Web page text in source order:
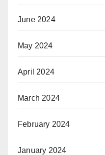
June 2024
May 2024
April 2024
March 2024
February 2024
January 2024